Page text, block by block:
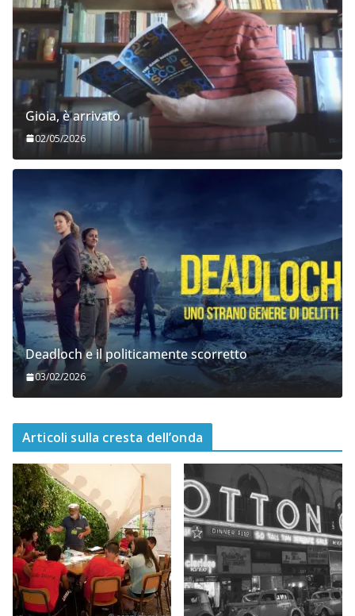
Gioia, è arrivato
02/05/2026
Deadloch e il politicamente scorretto
03/02/2026
Articoli sulla cresta dell’onda